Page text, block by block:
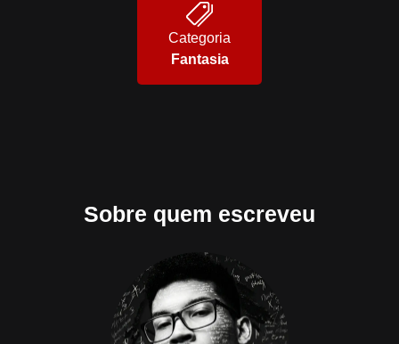
Categoria
Fantasia
Sobre quem escreveu